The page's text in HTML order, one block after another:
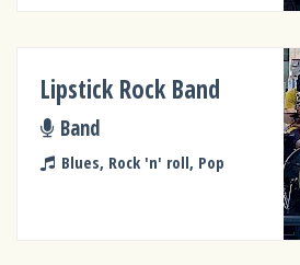
Lipstick Rock Band
Band
Blues, Rock 'n' roll, Pop